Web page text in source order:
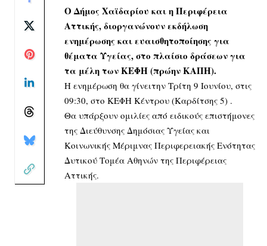
Ο Δήμος Χαϊδαρίου και η Περιφέρεια
Αττικής, διοργανώνουν εκδήλωση
ενημέρωσης και ευαισθητοποίησης για
θέματα Υγείας, στο πλαίσιο δράσεων για
τα μέλη των ΚΕΦΗ (πρώην ΚΑΠΗ).
Η ενημέρωση θα γίνειτην Τρίτη 9 Ιουνίου, στις
09:30, στο ΚΕΦΗ Κέντρου (Καρδίτσης 5) .
Θα υπάρξουν ομιλίες από ειδικούς επιστήμονες
της Διεύθυνσης Δημόσιας Υγείας και
Κοινωνικής Μέριμνας Περιφερειακής Ενότητας
Δυτικού Τομέα Αθηνών της Περιφέρειας
Αττικής.